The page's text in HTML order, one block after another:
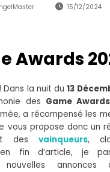
15/12/2024
Awards
Dans la nuit du13
des Game
a récompensé les
vous propose donc un
des vainqueurs,
fin d’article, je
nouvelles